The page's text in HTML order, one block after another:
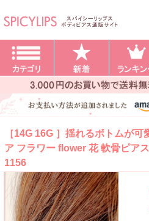
［14G 16G ］揺れるボトムが
ア フラワー flower 花 軟骨ピア
1156